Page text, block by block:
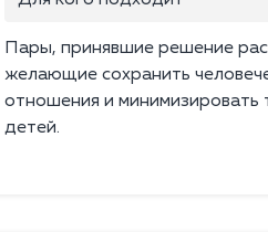
Пары, принявшие решение
желающие сохранить
отношения и минимизировать
детей.